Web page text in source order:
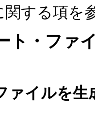
関する項を
ト・ファ
ァイルを